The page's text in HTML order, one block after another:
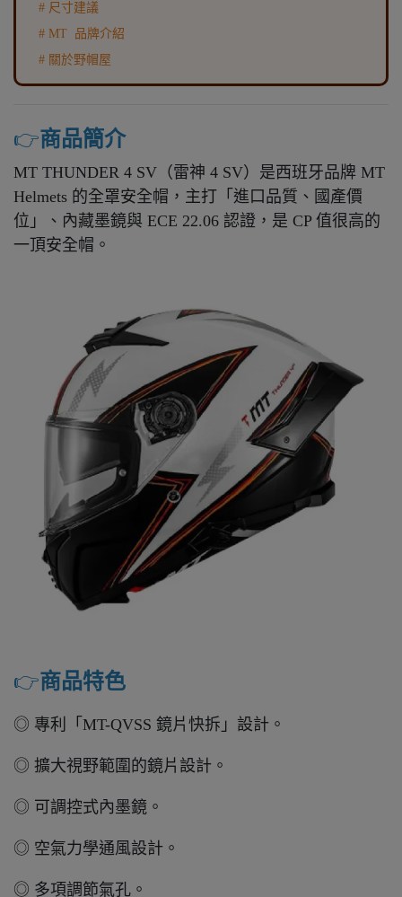
# 尺寸建議
# MT 品牌介紹
# 關於野帽屋
👉️商品簡介
MT THUNDER 4 SV（雷神 4 SV）是西班牙品牌 MT
Helmets 的全罩安全帽，主打「進口品質、國產價
位」、內藏墨鏡與 ECE 22.06 認證，是 CP 值很高的
一頂安全帽。
👉️商品特色
◎ 專利「MT-QVSS 鏡片快拆」設計。
◎ 擴大視野範圍的鏡片設計。
◎ 可調控式內墨鏡。
◎ 空氣力學通風設計。
◎ 多項調節氣孔。